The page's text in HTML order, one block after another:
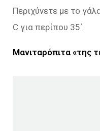
Περιχύνετε με το
C για περίπου 35΄.
Μανιταρόπιτα «της